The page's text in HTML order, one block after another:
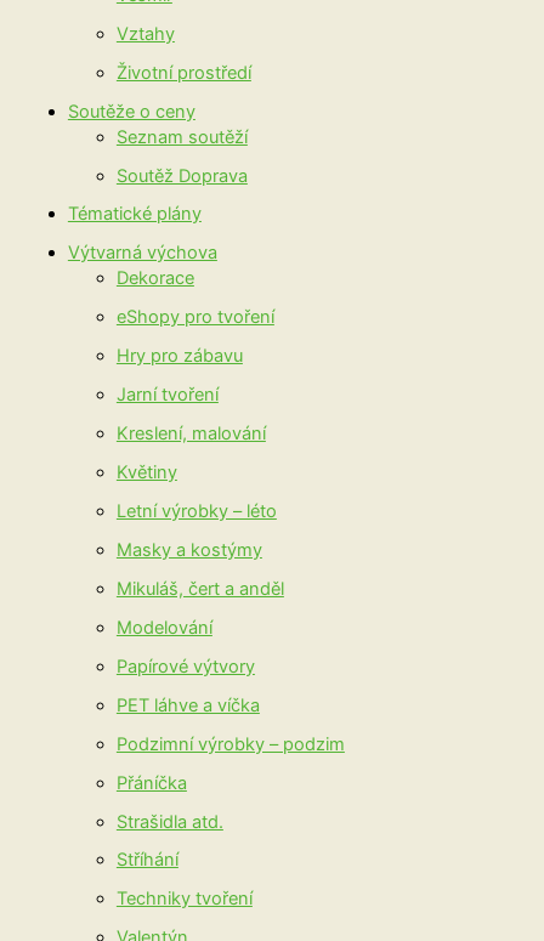
Vztahy
Životní prostředí
Soutěže o ceny
Seznam soutěží
Soutěž Doprava
Tématické plány
Výtvarná výchova
Dekorace
eShopy pro tvoření
Hry pro zábavu
Jarní tvoření
Kreslení, malování
Květiny
Letní výrobky – léto
Masky a kostýmy
Mikuláš, čert a anděl
Modelování
Papírové výtvory
PET láhve a víčka
Podzimní výrobky – podzim
Přáníčka
Strašidla atd.
Stříhání
Techniky tvoření